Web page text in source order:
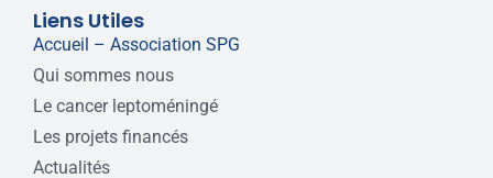
Liens Utiles
Accueil – Association SPG
Qui sommes nous
Le cancer leptoméningé
Les projets financés
Actualités